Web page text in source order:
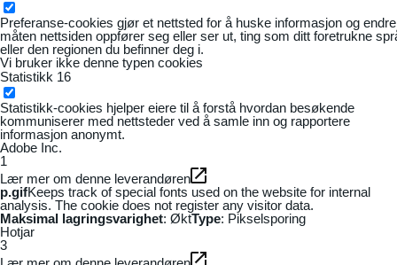
Preferanse-cookies gjør et nettsted for å huske informasjon og
måten nettsiden oppfører seg eller ser ut, ting som ditt foretrukne
eller den regionen du befinner deg i.
Vi bruker ikke denne typen cookies
Statistikk 16
Statistikk-cookies hjelper eiere til å forstå hvordan besøkende
kommuniserer med nettsteder ved å samle inn og rapportere
informasjon anonymt.
Adobe Inc.
1
Lær mer om denne leverandøren
p.gifKeeps track of special fonts used on the website for internal
analysis. The cookie does not register any visitor data.
Maksimal lagringsvarighet: ØktType: Pikselsporing
Hotjar
3